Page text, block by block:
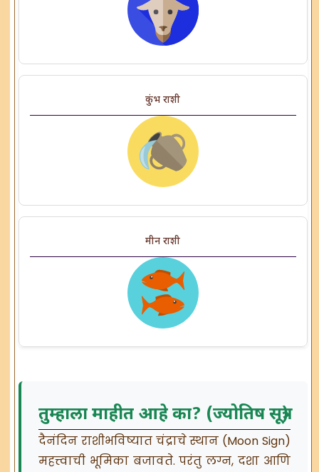
कुंभ राशी
मीन राशी
तुम्हाला माहीत आहे का? (ज्योतिष सूत्र)
दैनंदिन राशीभविष्यात चंद्राचे स्थान (Moon Sign)
महत्त्वाची भूमिका बजावते. परंतु लग्न, दशा आणि